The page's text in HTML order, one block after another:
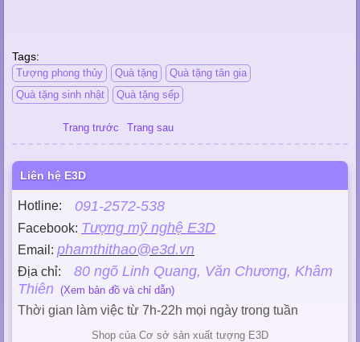
Tags:
Tượng phong thủy Quà tặng
Quà tặng tân gia
Quà tặng sinh nhật
Quà tặng sếp
Trang trước Trang sau
Liên hệ E3D
Hotline: 091-2572-538
Facebook: Tượng mỹ nghệ E3D
Email: phamthithao@e3d.vn
Địa chỉ: 80 ngõ Linh Quang, Văn Chương, Khâm
Thiên (Xem bản đồ và chỉ dẫn)
Thời gian làm việc từ 7h-22h mọi ngày trong tuần
Shop của Cơ sở sản xuất tượng E3D